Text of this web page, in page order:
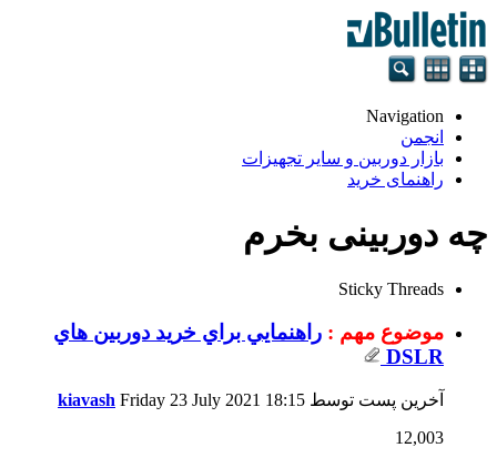
Navigation
انجمن
بازار دوربین و سایر تجهیزات
راهنمای خرید
چه دوربینی بخرم
Sticky Threads
موضوع مهم : راهنمايي براي خريد دوربين هاي
DSLR
آخرین پست توسط kiavash Friday 23 July 2021 18:15
12,003